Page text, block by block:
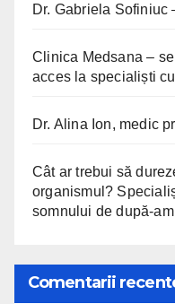
Dr. Gabriela
Clinica Medsana –
acces la specialiști
Dr. Alina Ion, medic
Cât ar trebui să
organismul?
somnului de după-
Comentarii